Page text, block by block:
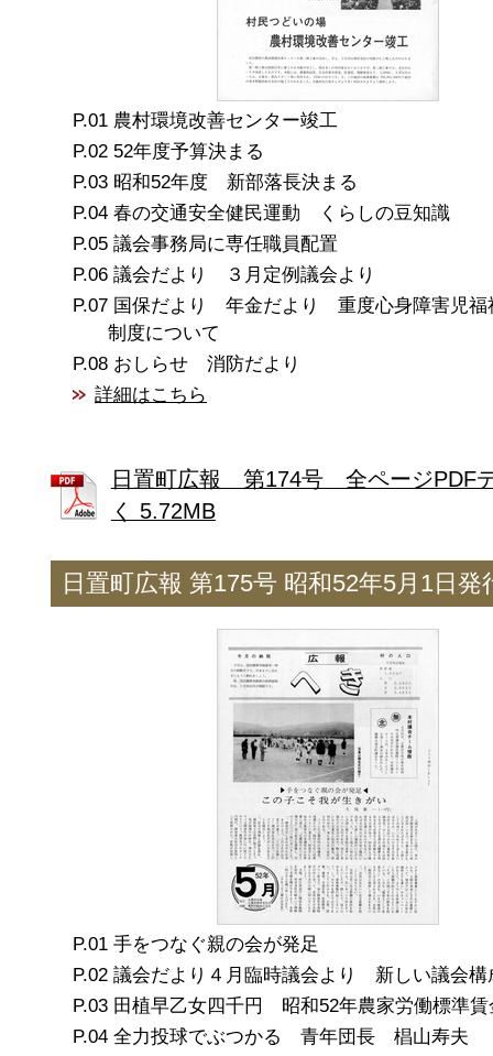
農村環境改善センター竣工
52年度予算決まる
昭和52年度 新部落長決まる
春の交通安全健民運動 くらしの豆知識
議会事務局に専任職員配置
議会だより ３月定例議会より
国保だより 年金だより 重度心身障害児福
制度について
おしらせ 消防だより
詳細はこちら
日置町広報 第174号 全ページPDF
く 5.72MB
日置町広報 第175号 昭和52年5月1日発
手をつなぐ親の会が発足
議会だより４月臨時議会より 新しい議会構
田植早乙女四千円 昭和52年農家労働標準賃
全力投球でぶつかる 青年団長 椙山寿夫